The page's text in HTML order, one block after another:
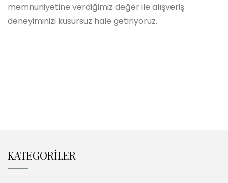
memnuniyetine verdiğimiz değer ile alışveriş
deneyiminizi kusursuz hale getiriyoruz.
KATEGORİLER